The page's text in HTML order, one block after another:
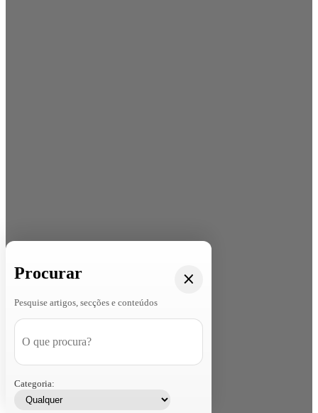
Procurar
Pesquise artigos, secções e conteúdos
Categoria: